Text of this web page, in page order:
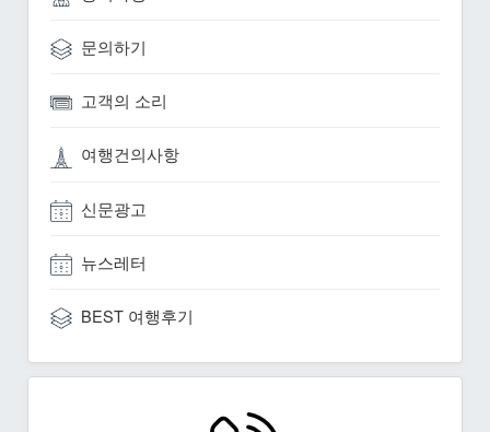
문의하기
고객의 소리
여행건의사항
신문광고
뉴스레터
BEST 여행후기